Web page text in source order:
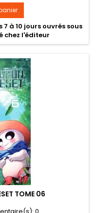
à 10 jours ouvrés sous
chez l'éditeur
TOME 06